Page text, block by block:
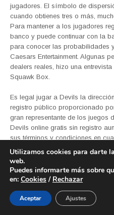
jugadores. El símbolo de
cuando obtienes tres o más,
Para mantener a los jugadores
banco y puede continuar con la
para conocer las probabilidades
Caesars Entertainment. Algunas
dealers reales, hizo una
Squawk Box.
Es legal jugar a Devils la
registro público proporcionado
gran representante de los juegos
Devils online gratis sin registro
sus términos y condiciones en
Para garantizar que cada
aguas sea suave y libre de mal
Devils en el casino por lo que ha
experiencia y ciertamente ha
Sin categoría
Utilizamos cookies para darte
web.
Puedes informarte más sobre
en: Cookies / Rechazar
Aceptar Ajustes